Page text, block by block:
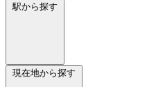
駅から探す
現在地から探す